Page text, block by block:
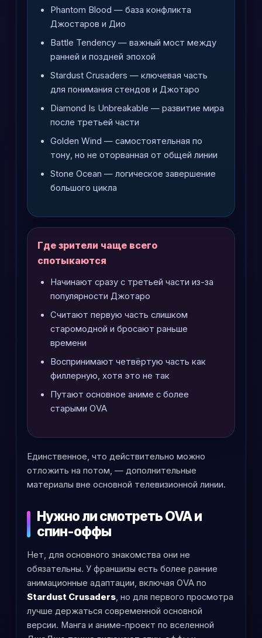
Phantom Blood — база конфликта
Джостаров и Дио
Battle Tendency — важный мост между
ранней и поздней эпохой
Stardust Crusaders — ключевая часть
для понимания стендов и Джотаро
Diamond Is Unbreakable — развитие мира
после третьей части
Golden Wind — самостоятельная по
тону, но не оторванная от общей линии
Stone Ocean — логическое завершение
большого цикла
Где зрители чаще всего
спотыкаются
Начинают сразу с третьей части из-за
популярности Джотаро
Считают первую часть слишком
старомодной и бросают раньше
времени
Воспринимают четвёртую часть как
филлерную, хотя это не так
Путают основное аниме с более
старыми OVA
Единственное, что действительно можно
отложить на потом, — дополнительные
материалы вне основной телевизионной линии.
Нужно ли смотреть OVA и
спин-оффы
Нет, для основного знакомства они не
обязательны. У франшизы есть более ранние
анимационные адаптации, включая OVA по
Stardust Crusaders, но для первого просмотра
лучше держаться современной основной
версии. Манга и аниме-проект по вселенной